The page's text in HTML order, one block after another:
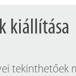
kiállítása
tekinthetőek